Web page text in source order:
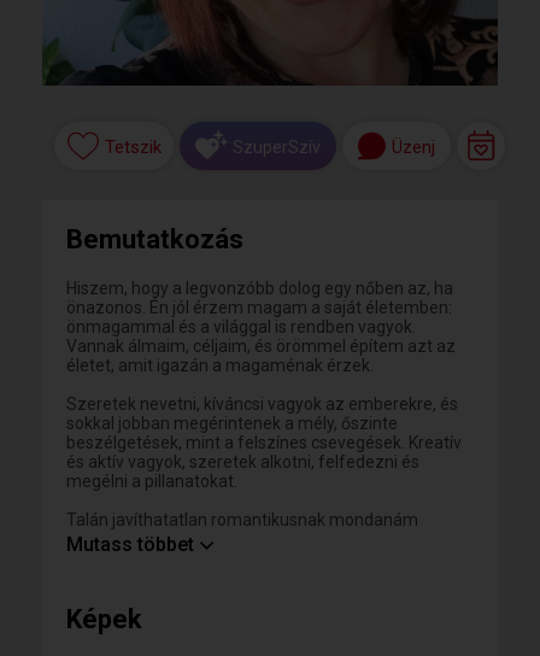
Tetszik SzuperSzív Üzenj
Bemutatkozás
Hiszem, hogy a legvonzóbb dolog egy nőben az, ha
önazonos. Én jól érzem magam a saját életemben:
önmagammal és a világgal is rendben vagyok.
Vannak álmaim, céljaim, és örömmel építem azt az
életet, amit igazán a magaménak érzek.
Szeretek nevetni, kíváncsi vagyok az emberekre, és
sokkal jobban megérintenek a mély, őszinte
beszélgetések, mint a felszínes csevegések. Kreatív
és aktív vagyok, szeretek alkotni, felfedezni és
megélni a pillanatokat.
Talán javíthatatlan romantikusnak mondanám
magam, mert még mindig hiszek abban, hogy létezik
hogy a megfelelő társsal mindketten többé
válhatunk.
Mutass többet
Képek